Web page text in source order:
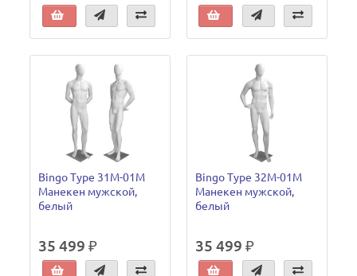
Bingo Type 31M-01M
Манекен мужской,
белый
35 499 ₽
Bingo Type 32M-01M
Манекен мужской,
белый
35 499 ₽